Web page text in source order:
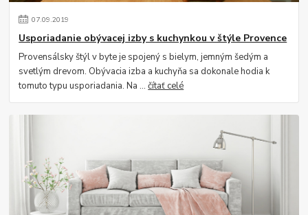
07.09.2019
Usporiadanie obývacej izby s kuchynkou v štýle Provence
Provensálsky štýl v byte je spojený s bielym, jemným šedým a
svetlým drevom. Obývacia izba a kuchyňa sa dokonale hodia k
tomuto typu usporiadania. Na ...čítať celé